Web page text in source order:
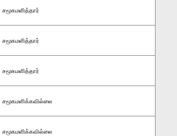
சமூகமளித்தார்
சமூகமளித்தார்
சமூகமளித்தார்
சமூகமளிக்கவில்லை
சமூகமளிக்கவில்லை